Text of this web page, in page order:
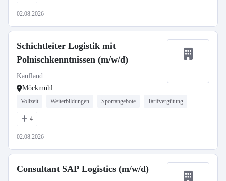
02.08.2026
Schichtleiter Logistik mit
Polnischkenntnissen (m/w/d)
Kaufland
Möckmühl
Vollzeit Weiterbildungen Sportangebote Tarifvergütung
4
02.08.2026
Consultant SAP Logistics (m/w/d)